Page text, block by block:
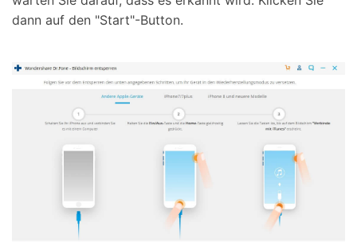
dann auf den "Start"-Button.